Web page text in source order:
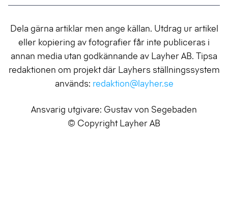
Dela gärna artiklar men ange källan. Utdrag ur artikel
eller kopiering av fotografier får inte publiceras i
annan media utan godkännande av Layher AB. Tipsa
redaktionen om projekt där Layhers ställningssystem
används: redaktion@layher.se
Ansvarig utgivare: Gustav von Segebaden
© Copyright Layher AB